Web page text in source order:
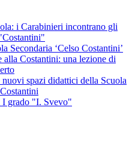
i Carabinieri incontrano gli
Secondaria ‘Celso Costantini’
alla Costantini: una lezione di
spazi didattici della Scuola
I grado "I. Svevo"